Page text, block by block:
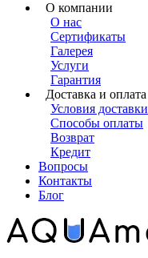
О компании
О нас
Сертификаты
Галерея
Услуги
Гарантия
Доставка и оплата
Условия доставки
Способы оплаты
Возврат
Кредит
Вопросы
Контакты
Блог